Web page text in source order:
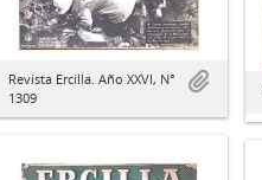
Revista Ercilla. Año XXVI, N°
1309